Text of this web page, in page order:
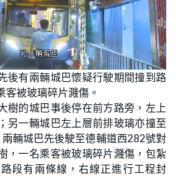
L
o
a
d
e
d
:
8
3
6
後有兩輛城巴懷疑行駛期間撞到路
客被玻璃碎片濺傷。
樹的城巴事後停在前方路旁，左上
另一輛城巴左上層前排玻璃亦撞至
輛城巴先後駛至德輔道西282號對
，一名乘客被玻璃碎片濺傷，包紮
段有兩條線，右線正進行工程封